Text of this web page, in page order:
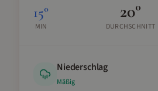
15°
MIN
20°
DURCHSCHNITT
Niederschlag
Mäßig